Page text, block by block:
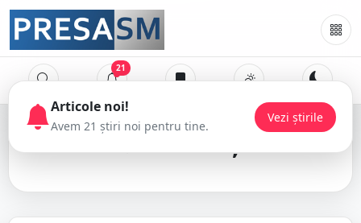
21
mistreți
Articole noi!
Avem 21 știri noi pentru tine.
Vezi știrile